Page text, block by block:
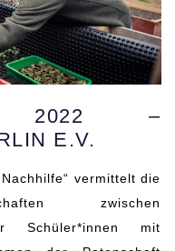
2022 –
E.V.
vermittelt die
zwischen
Schüler*innen mit